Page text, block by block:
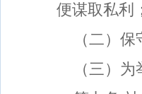
便谋取私利
（二）
（三）为